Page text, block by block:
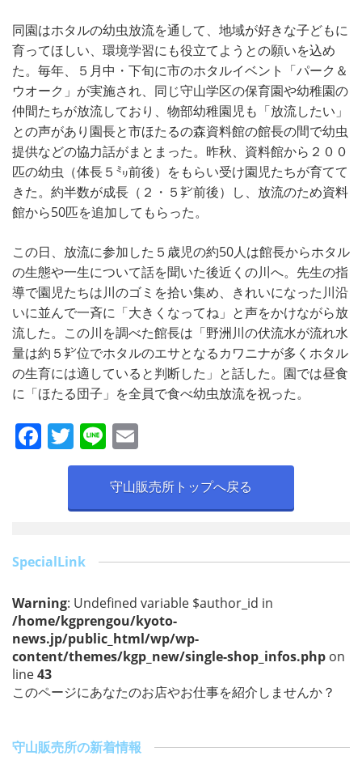
同園はホタルの幼虫放流を通して、地域が好きな子どもに
育ってほしい、環境学習にも役立てようとの願いを込め
た。毎年、５月中・下旬に市のホタルイベント「パーク＆
ウオーク」が実施され、同じ守山学区の保育園や幼稚園の
仲間たちが放流しており、物部幼稚園児も「放流したい」
との声があり園長と市ほたるの森資料館の館長の間で幼虫
提供などの協力話がまとまった。昨秋、資料館から２００
匹の幼虫（体長５㍉前後）をもらい受け園児たちが育てて
きた。約半数が成長（２・５㌢前後）し、放流のため資料
館から50匹を追加してもらった。
この日、放流に参加した５歳児の約50人は館長からホタル
の生態や一生について話を聞いた後近くの川へ。先生の指
導で園児たちは川のゴミを拾い集め、きれいになった川沿
いに並んで一斉に「大きくなってね」と声をかけながら放
流した。この川を調べた館長は「野洲川の伏流水が流れ水
量は約５㌢位でホタルのエサとなるカワニナが多くホタル
の生育には適していると判断した」と話した。園では昼食
に「ほたる団子」を全員で食べ幼虫放流を祝った。
F
a
o
o
k
T
w
er
Li
n
e
m
ai
l
守山販売所トップへ戻る
SpecialLink
Warning: Undefined variable $author_id in
/home/kgprengou/kyoto-
news.jp/public_html/wp/wp-
content/themes/kgp_new/single-shop_infos.php on
line43
このページにあなたのお店やお仕事を紹介しませんか？
守山販売所の新着情報